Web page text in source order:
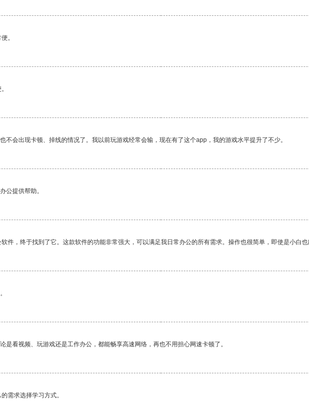
。
不会出现卡顿、掉线的情况了。我以前玩游戏经常会输，现在有了这个app，我的游戏水平提升了不少。
公提供帮助。
件，终于找到了它。这款软件的功能非常强大，可以满足我日常办公的所有需求。操作也很简单，即使是小白也
是看视频、玩游戏还是工作办公，都能畅享高速网络，再也不用担心网速卡顿了。
需求选择学习方式。